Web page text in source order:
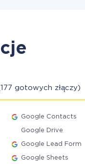
gotowych złączy)
Google Contacts
Google Drive
Google Lead Form
Google Sheets